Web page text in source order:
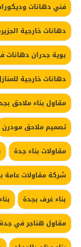
فني دهانات
دهانات خارجية
بوية جدران دهانات
دهانات خارجية للمنازل
مقاول بناء ملاحق
تصميم ملاحق مودرن
مقاولات بناء جدة
شركة مقاولات عامة
بناء غرف بجدة
مقاول هناجر في جدة